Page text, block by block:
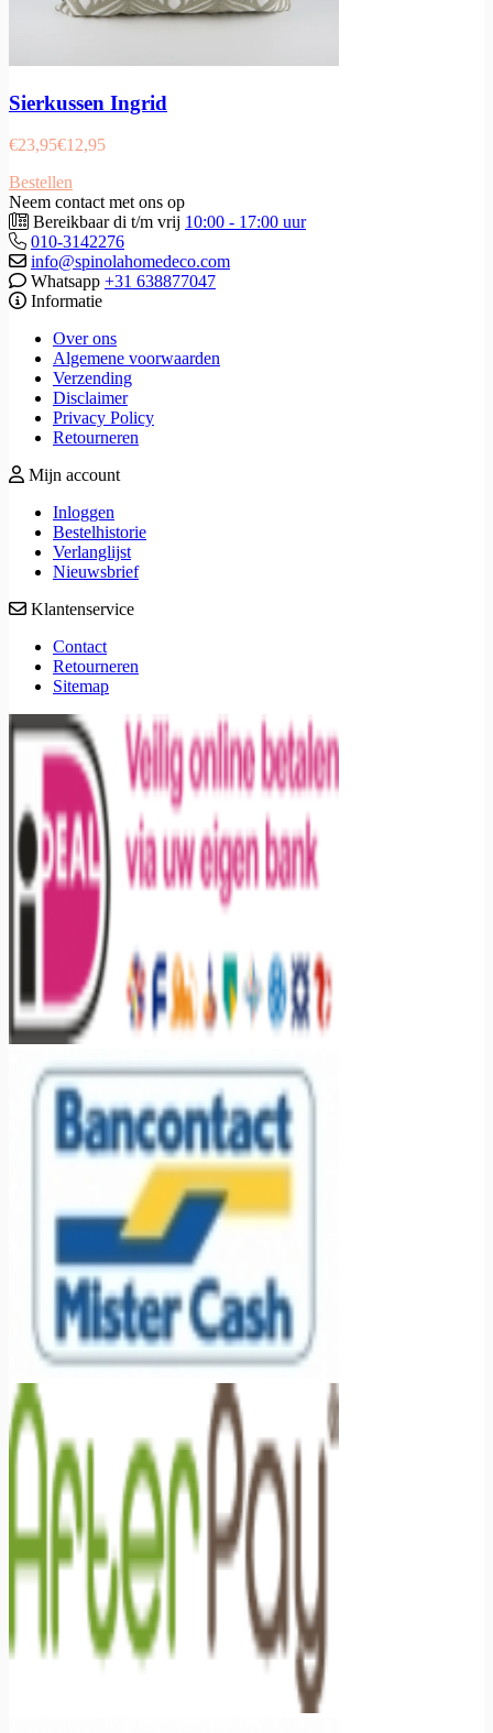
Sierkussen Ingrid
€23,95€12,95
Bestellen
Neem contact met ons op
Bereikbaar di t/m vrij 10:00 - 17:00 uur
010-3142276
info@spinolahomedeco.com
Whatsapp +31 638877047
Informatie
Over ons
Algemene voorwaarden
Verzending
Disclaimer
Privacy Policy
Retourneren
Mijn account
Inloggen
Bestelhistorie
Verlanglijst
Nieuwsbrief
Klantenservice
Contact
Retourneren
Sitemap